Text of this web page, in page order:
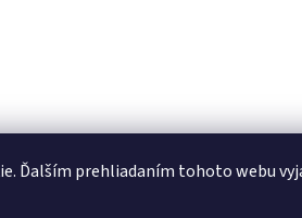
Ďalším prehliadaním tohoto webu